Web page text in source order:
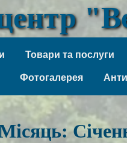
Товари та послуги
Фотогалерея